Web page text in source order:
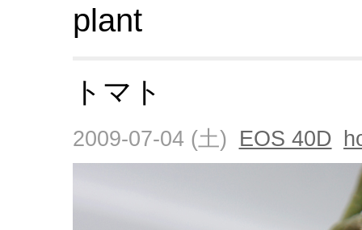
plant
トマト
2009-07-04 (土) EOS 40D